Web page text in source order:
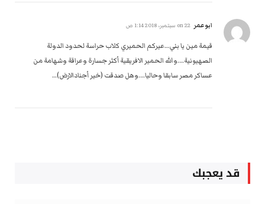
ابوعمر 22 سبتمبر، 2018 1:14 ص
قيمة مين يا بني…عيركم الحميري كلاب حراسة لحدود الدولة
الصهيونية….والله الحمير الافريقية أكثر جسارة وعراقة وشهامة من
عساكر مصر سابقا وحاليا….وهل صدقت (خير أجنادالارض)…
قد يعجبك